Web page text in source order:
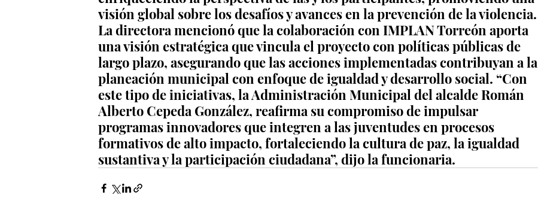
visión global sobre los desafíos y avances en la prevención de la violencia.
La directora mencionó que la colaboración con IMPLAN Torreón aporta
una visión estratégica que vincula el proyecto con políticas públicas de
largo plazo, asegurando que las acciones implementadas contribuyan a la
planeación municipal con enfoque de igualdad y desarrollo social. “Con
este tipo de iniciativas, la Administración Municipal del alcalde Román
Alberto Cepeda González, reafirma su compromiso de impulsar
programas innovadores que integren a las juventudes en procesos
formativos de alto impacto, fortaleciendo la cultura de paz, la igualdad
sustantiva y la participación ciudadana”, dijo la funcionaria.